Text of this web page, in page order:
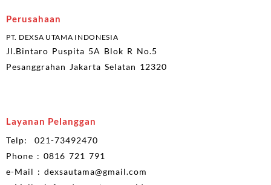
Perusahaan
PT. DEXSA UTAMA INDONESIA
Jl.Bintaro Puspita 5A Blok R No.5
Pesanggrahan Jakarta Selatan 12320
Layanan Pelanggan
Telp: 021-73492470
Phone : 0816 721 791
e-Mail : dexsautama@gmail.com